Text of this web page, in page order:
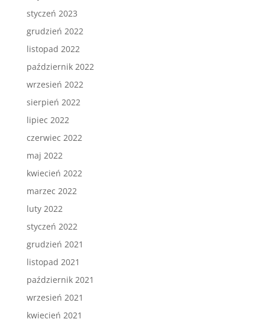
styczeń 2023
grudzień 2022
listopad 2022
październik 2022
wrzesień 2022
sierpień 2022
lipiec 2022
czerwiec 2022
maj 2022
kwiecień 2022
marzec 2022
luty 2022
styczeń 2022
grudzień 2021
listopad 2021
październik 2021
wrzesień 2021
kwiecień 2021